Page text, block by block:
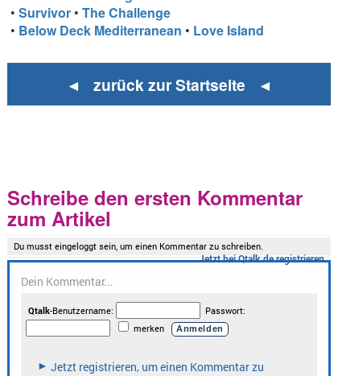
•Survivor •The Challenge
• Below Deck Mediterranean • Love Island
◄ zurück zur Startseite ◄
Schreibe den ersten Kommentar
zum Artikel